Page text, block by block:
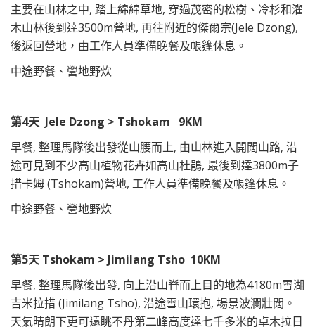
主要在山林之中, 踏上綿綿草地, 穿過茂密的松樹、冷杉和灌
木山林後到達3500m營地, 再往附近的傑爾宗(Jele Dzong),
後返回營地，由工作人員準備晚餐及帳篷休息。
中途野餐、營地野炊
第4天 Jele Dzong > Tshokam 9KM
早餐, 整理馬隊後出發從山腰而上, 由山林進入開闊山路, 沿
途可見到不少高山植物花卉如高山杜鵑, 最後到達3800m子
措卡姆 (Tshokam)營地, 工作人員準備晚餐及帳篷休息。
中途野餐、營地野炊
第5天 Tshokam > Jimilang Tsho 10KM
早餐, 整理馬隊後出發, 向上沿山脊而上目的地為4180m雪湖
吉米拉措 (Jimilang Tsho), 沿途雪山環抱, 場景波瀾壯闊。
天氣晴朗下更可遠眺不丹第二峰高度達七千多米的卓木拉日